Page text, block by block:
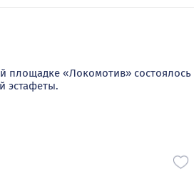
площадке «Локомотив» состоялось
эстафеты.